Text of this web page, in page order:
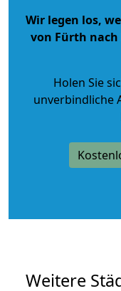
Wir legen los,
von Fürth
Holen Sie
unverbindliche
Weitere